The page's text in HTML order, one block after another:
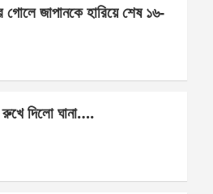
গোলে জাপানকে হারিয়ে শেষ ১৬-
রুখে দিলো ঘানা….